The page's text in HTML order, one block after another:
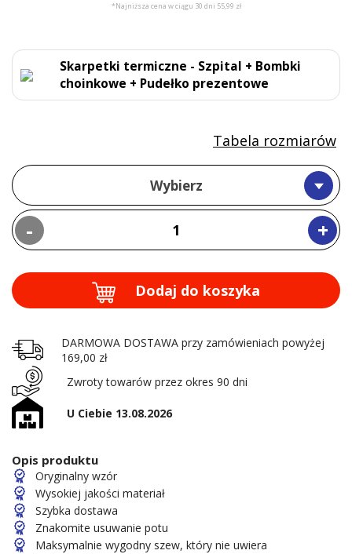
*Najniższa cena w ciągu 30 dni 55,99 zł
Skarpetki termiczne - Szpital + Bombki
choinkowe + Pudełko prezentowe
Wybierz
- +
Tabela rozmiarów
Dodaj do koszyka
DARMOWA DOSTAWA przy zamówieniach powyżej
169,00 zł
Zwroty towarów przez okres 90 dni
U Ciebie 13.08.2026
Opis produktu
Oryginalny wzór
Wysokiej jakości materiał
Szybka dostawa
Znakomite usuwanie potu
Maksymalnie wygodny szew, który nie uwiera